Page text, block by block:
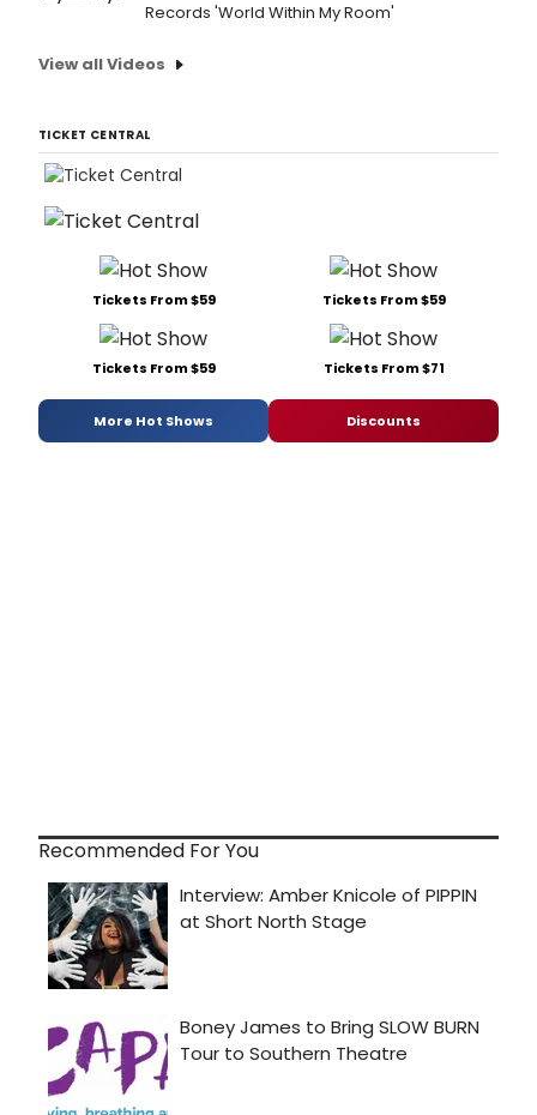
Records 'World Within My Room'
View all Videos
TICKET CENTRAL
Tickets From $59 Tickets From $59
Tickets From $59 Tickets From $71
More Hot Shows Discounts
Recommended For You